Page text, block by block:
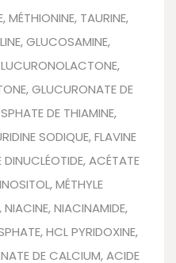
MÉTHIONINE, TAURINE,
GLUCOSAMINE,
GLUCURONATE DE
DE THIAMINE,
SODIQUE, FLAVINE
DINUCLÉOTIDE, ACÉTATE
MÉTHYLE
NIACINE, NIACINAMIDE,
HCL PYRIDOXINE,
DE CALCIUM, ACIDE